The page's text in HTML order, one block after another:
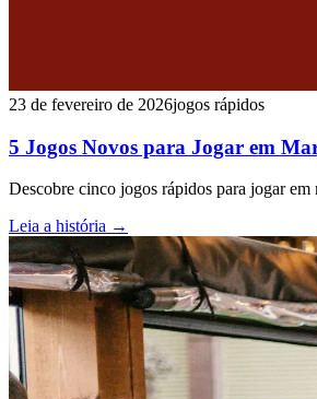
23 de fevereiro de 2026jogos rápidos
5 Jogos Novos para Jogar em
Descobre cinco jogos rápidos para jogar
Leia a história →